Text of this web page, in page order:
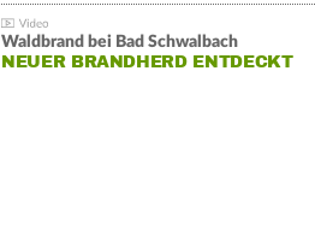
Waldbrand bei Bad Schwalbach
NEUER BRANDHERD ENTDECKT